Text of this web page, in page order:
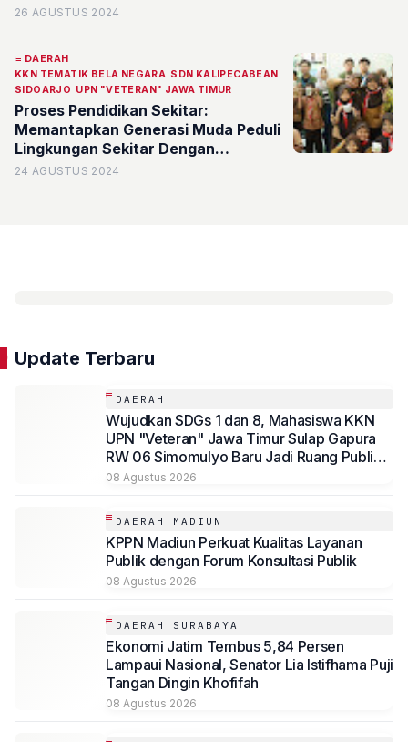
26 AGUSTUS 2024
DAERAH
KKN TEMATIK BELA NEGARA SDN KALIPECABEAN
SIDOARJO UPN "VETERAN" JAWA TIMUR
Proses Pendidikan Sekitar:
Memantapkan Generasi Muda Peduli
Lingkungan Sekitar Dengan
Menerapkan SDG-S 15 (Menjaga
24 AGUSTUS 2024
Update Terbaru
DAERAH
Wujudkan SDGs 1 dan 8, Mahasiswa KKN
UPN "Veteran" Jawa Timur Sulap Gapura
RW 06 Simomulyo Baru Jadi Ruang Publik
Bernilai Ekonomi
08 Agustus 2026
DAERAH MADIUN
KPPN Madiun Perkuat Kualitas Layanan
Publik dengan Forum Konsultasi Publik
08 Agustus 2026
DAERAH SURABAYA
Ekonomi Jatim Tembus 5,84 Persen
Lampaui Nasional, Senator Lia Istifhama Puji
Tangan Dingin Khofifah
08 Agustus 2026